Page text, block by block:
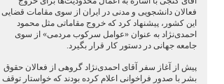
فعالان دانشجویی و مدنی در ایران از سوی مقامات قضایی
این کشور، پیشنهاد کرد که خروج مقاماتی مثل محمود
احمدی‌نژاد به عنوان «عوامل سرکوب مردمی» از سوی
جامعه جهانی در دستور کار قرار بگیرد.
پیش‌ از آغاز سفر آقای احمدی‌نژاد گروهی از فعالان حقوق
بشر با صدور فراخوانی اعلام کرده بودند که خواستار توقف